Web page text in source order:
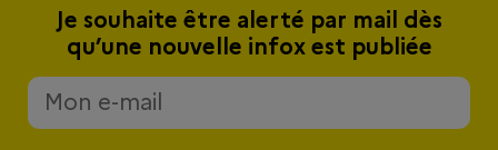
Je souhaite être alerté par mail dès
qu’une nouvelle infox est publiée